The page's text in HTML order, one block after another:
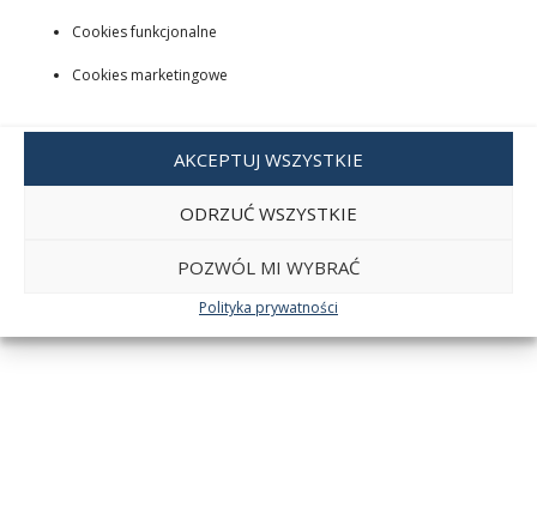
Cookies funkcjonalne
Cookies marketingowe
AKCEPTUJ WSZYSTKIE
ODRZUĆ WSZYSTKIE
POZWÓL MI WYBRAĆ
Polityka prywatności